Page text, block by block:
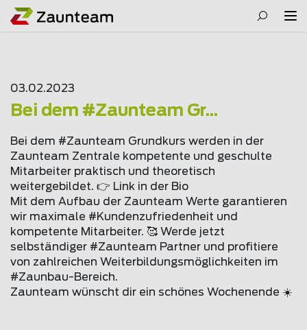
03.02.2023
Bei dem #Zaunteam Gr...
Bei dem #Zaunteam Grundkurs werden in der
Zaunteam Zentrale kompetente und geschulte
Mitarbeiter praktisch und theoretisch
weitergebildet. 👉 Link in der Bio
Mit dem Aufbau der Zaunteam Werte garantieren
wir maximale #Kundenzufriedenheit und
kompetente Mitarbeiter. 🥰 Werde jetzt
selbständiger #Zaunteam Partner und profitiere
von zahlreichen Weiterbildungsmöglichkeiten im
#Zaunbau-Bereich.
Zaunteam wünscht dir ein schönes Wochenende ☀️